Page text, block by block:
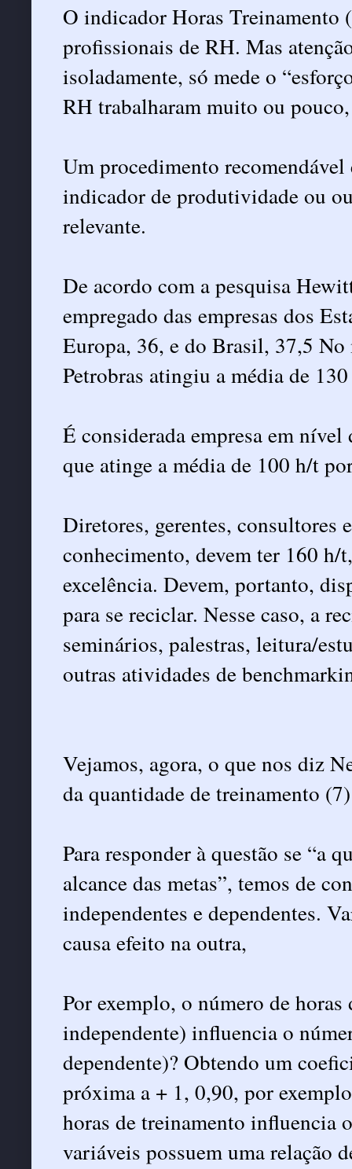
O indicador Horas
profissionais de RH. Mas
isoladamente, só mede o
RH trabalharam muito ou
Um procedimento
indicador de produtividade ou
relevante.
De acordo com a pesquisa
empregado das empresas dos
Europa, 36, e do Brasil, 37,5
Petrobras atingiu a média de
É considerada empresa em
que atinge a média de 100 h/t
Diretores, gerentes, consultores
conhecimento, devem ter 160
excelência. Devem, portanto,
para se reciclar. Nesse caso, a
seminários, palestras, leitura/
outras atividades de
Vejamos, agora, o que nos diz
da quantidade de treinamento
Para responder à questão se “a
alcance das metas”, temos de
independentes e dependentes.
causa efeito na outra,
Por exemplo, o número de
independente) influencia o
dependente)? Obtendo um
próxima a + 1, 0,90, por
horas de treinamento influencia
variáveis possuem uma relação